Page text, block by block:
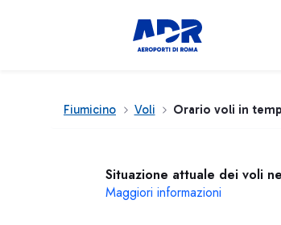
Fiumicino Voli Orario voli in
Situazione attuale dei voli
Maggiori informazioni